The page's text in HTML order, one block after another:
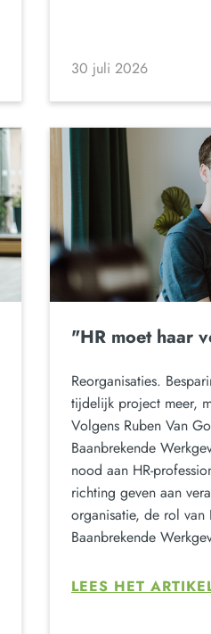
30 juli 2026
"HR moet haar
Reorganisaties.
tijdelijk project meer,
Volgens Ruben Van
Baanbrekende
nood aan HR-
richting geven aan
organisatie, de rol van
Baanbrekende
LEES HET